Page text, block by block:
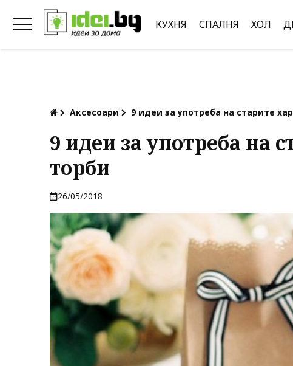
КУХНЯ СПАЛНЯ ХОЛ
Аксесоари 9 идеи за употреба на старите
9 идеи за употреба на
торби
26/05/2018